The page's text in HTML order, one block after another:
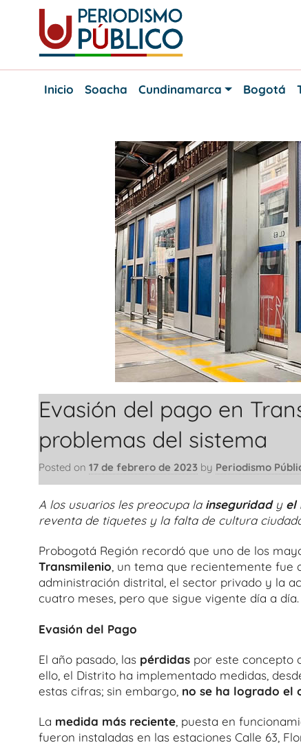
content
Periodismo
Noticias
Inicio
Soacha Cundinamarca Bogotá
Evasión del pago en
problemas del sistema
Posted on 17 de febrero de 2023 by Periodismo
A los usuarios les preocupa la inseguridad y el
reventa de tiquetes y la falta de cultura
Probogotá Región recordó que uno de los
Transmilenio, un tema que recientemente fue
administración distrital, el sector privado y la
cuatro meses, pero que sigue vigente día a
Evasión del Pago
El año pasado, las pérdidas por este concepto
ello, el Distrito ha implementado medidas,
estas cifras; sin embargo, no se ha logrado el
La medida más reciente , puesta en
fueron instaladas en las estaciones Calle 63,